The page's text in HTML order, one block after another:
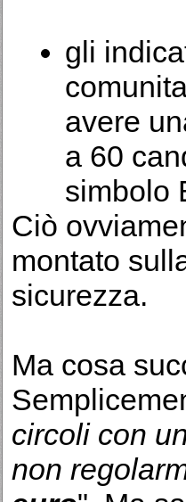
gli
avere
a 60
simbolo
Ciò
montato
sicurezza.
Ma cosa
circoli con
non